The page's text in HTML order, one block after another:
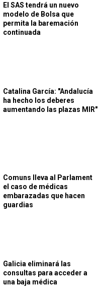
El SAS tendrá un nuevo
modelo de Bolsa que
permita la baremación
continuada
Catalina García: "Andalucía
ha hecho los deberes
aumentando las plazas MIR"
Comuns lleva al Parlament
el caso de médicas
embarazadas que hacen
guardias
Galicia eliminará las
consultas para acceder a
una baja médica